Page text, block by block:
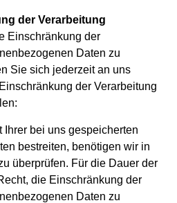
der Verarbeitung
Einschränkung der
Daten zu
Sie sich jederzeit an uns
der Verarbeitung
bei uns gespeicherten
bestreiten, benötigen wir in
überprüfen. Für die Dauer der
die Einschränkung der
Daten zu